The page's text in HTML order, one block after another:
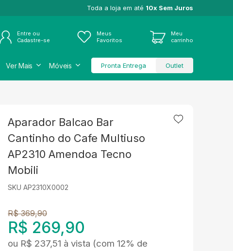
Toda a loja em até 10x Sem Juros
Entre ou
Cadastre-se
Meus
Favoritos
Meu
carrinho
Ver Mais Móveis Pronta Entrega Outlet
Aparador Balcao Bar
Cantinho do Cafe Multiuso
AP2310 Amendoa Tecno
Mobili
SKU AP2310X0002
R$ 369,90
R$ 269,90
ou R$ 237,51 à vista (com 12% de